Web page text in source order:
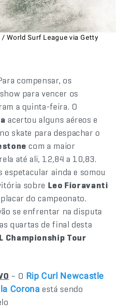
World Surf League via Getty
compensar, os
para vencer os
a quinta-feira. O
acertou alguns aéreos e
skate para despachar o
com a maior
até ali, 12,84 a 10,83.
espetacular ainda e somou
sobre Leo Fioravanti
do campeonato.
se enfrentar na disputa
quartas de final desta
Championship Tour
– O Rip Curl Newcastle
Corona está sendo